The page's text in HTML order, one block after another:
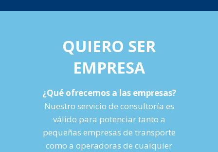
QUIERO SER
EMPRESA
¿Qué ofrecemos a las empresas?
Nuestro servicio de consultoría es
válido para potenciar tanto a
pequeñas empresas de transporte
como a operadoras de cualquier